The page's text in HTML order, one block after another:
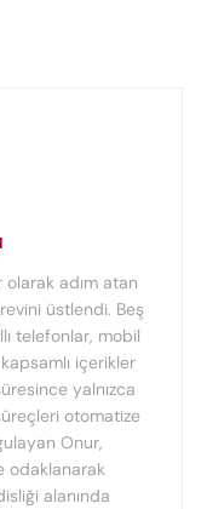
adım atan
üstlendi. Beş
telefonlar, mobil
içerikler
yalnızca
otomatize
Onur,
odaklanarak
alanında